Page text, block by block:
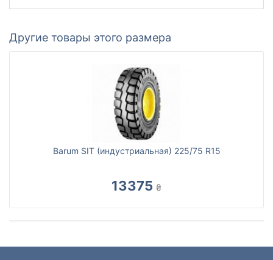
Другие товары этого размера
Barum SIT (индустриальная) 225/75 R15
13375 ₴